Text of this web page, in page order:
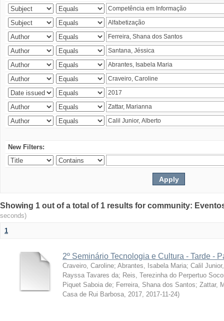
New Filters:
Showing 1 out of a total of 1 results for community:
seconds)
1
2º Seminário Tecnologia e Cultura - Tarde -
Craveiro, Caroline; Abrantes, Isabela Maria; Calil
Rayssa Tavares da; Reis, Terezinha do Perpertuo
Piquet Saboia de; Ferreira, Shana dos Santos; Zattar,
Casa de Rui Barbosa, 2017, 2017-11-24)